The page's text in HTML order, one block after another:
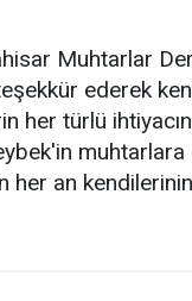
Muhtarlar
ederek
her türlü
her an